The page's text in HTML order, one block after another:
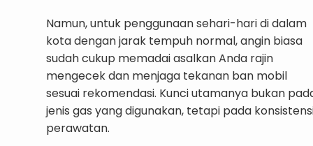
Namun, untuk penggunaan sehari-hari di dalam
kota dengan jarak tempuh normal, angin biasa
sudah cukup memadai asalkan Anda rajin
mengecek dan menjaga tekanan ban mobil
sesuai rekomendasi. Kunci utamanya bukan
jenis gas yang digunakan, tetapi pada
perawatan.